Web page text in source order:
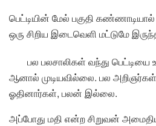
பெட்டியின் மேல் பகுதி கண்ணாடியால்
ஒரு சிறிய இடைவெளி மட்டுமே
பல பலசாலிகள் வந்து
ஆனால் முடியவில்லை. பல
ஓதினார்கள், பலன் இல்லை.
அப்போது மதி என்ற சிறுவன்